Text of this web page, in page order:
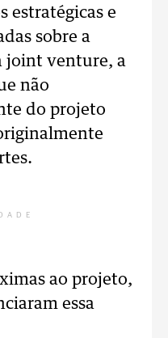
estratégicas e
sobre a
joint venture, a
não
do projeto
ao projeto,
essa